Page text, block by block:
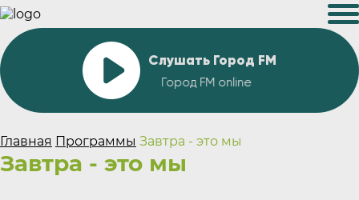
Слушать Город FM
Город FM online
Главная Программы Завтра - это мы
Завтра - это мы